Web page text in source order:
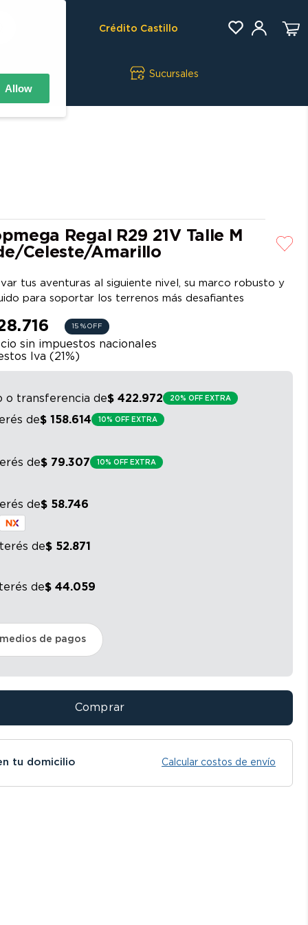
Crédito Castillo
Sucursales
Regal R29 21V Talle M
Celeste/Amarillo
tus aventuras al siguiente nivel, su marco robusto y
para soportar los terrenos más desafiantes
15 % OFF
sin impuestos nacionales
Iva (21%)
o transferencia de$ 422.972 20% OFF EXTRA
de$ 158.614 10% OFF EXTRA
de$ 79.307 10% OFF EXTRA
de$ 58.746
de$ 52.871
de$ 44.059
de pagos
Comprar
tu domicilio Calcular costos de envío
Allow